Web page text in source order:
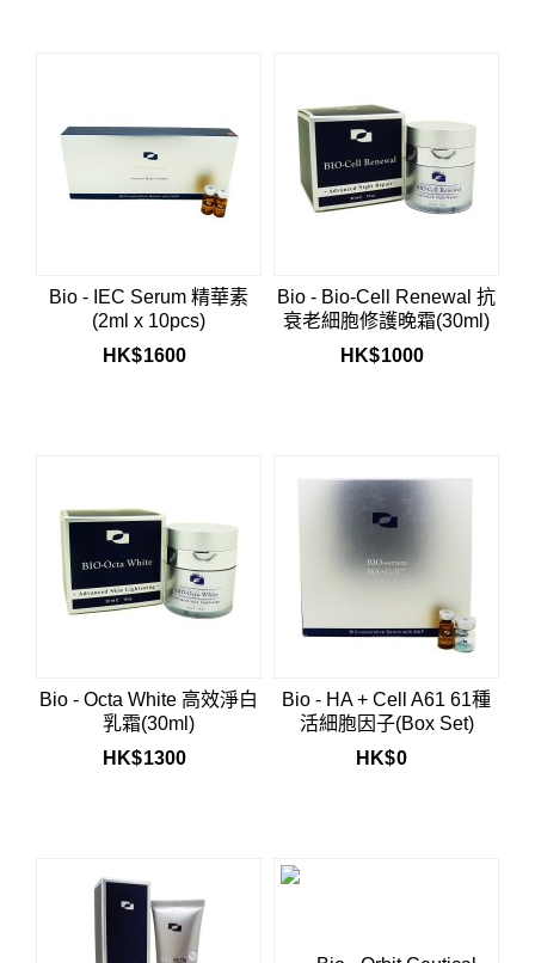
Bio - IEC Serum 精華素
(2ml x 10pcs)
HK$1600
Bio - Bio-Cell Renewal 抗
衰老細胞修護晚霜(30ml)
HK$1000
Bio - Octa White 高效淨白
乳霜(30ml)
HK$1300
Bio - HA + Cell A61 61種
活細胞因子(Box Set)
HK$0